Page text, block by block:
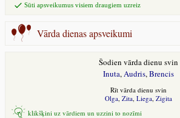
Sūti apsveikumus visiem draugiem uzreiz
Vārda dienas apsveikumi
Šodien vārda dienu svin
Inuta,Audris,Brencis
Rīt vārda dienu svin
Olga, Zita, Liega, Zigita
klikšķini uz vārdiem un uzzini to nozīmi